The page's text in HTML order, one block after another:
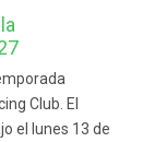
Club. El
el lunes 13 de